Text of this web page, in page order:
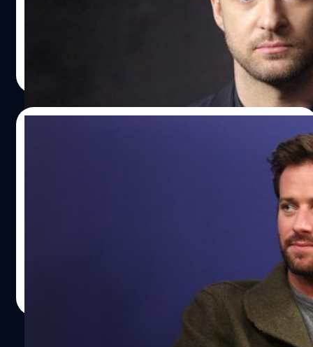
เจ้าของเพลง “SexyBack” หรือ “My Love” และบทบาทของ
วิล ในหนัง ‘In Time’ ได้ถูกตั้งข้อหาเมาแล้วขับที่ย่านแฮมป์ตัน
ส์ ในกรุงนิวยอร์ก หลังเจ้าตัวซิ่งรถ BMW ของตัวเองด้วย
อาการมึนเมา และไม่ยอมหยุดรถที่ป้ายหยุด แถมยังไม่
สามารถคุมรถให้อยู่ในเลนได้อีกด้วย ตามจากบันทึกของศาล
มีเจ้าหน้าที่คนหนึ่งได้ทำการหยุดรถของเขา ซึ่งทิมเบอร์เลก
ก็ได้บอกกับทางเจ้าหน้าที่ไปว่า “ผมดื่มมาร์ตินีไปเพียงแก้ว
เดียว แล้วผมก็ตามเพื่อนกลับบ้านเท่านั้น” แต่จากรายงานของ
เจ้าหน้าที่ สภาพของทิมเบอร์เลกในตอนนั้น ดวงตาของเขา
แดงก่ำและตาเยิ้ม รวมไปถึงมีกลิ่นเครื่องดื่มแอลกอฮอล์ที่แรง
มาก ๆ ออกมาจากลมหายใจของเขาอีกด้วย เจ้าหน้าที่กรม
ตำรวจแซกฮาร์เบอร์ในแฮมป์ตันส์อธิบายว่า “เขา (ทิมเบอร์
เลก) ไม่สามารถแยกความสนใจได้ เขาพูดได้ช้าลง เดินไม่
มั่นคง และเขายังไม่สามารถผ่านการทดสอบ Field Sobriety
Test ที่ตำรวจมักทดสอบผู้ขับขี่ยานพาหนะ” นอกจากนี้เขายัง
ปฏิเสธการทดสอบวัดแอลกอฮอล์ในร่างกายถึง 3 ครั้ง ซึ่งเขาก็
ถูกจับกุมและถูกควบคุมตัวข้ามคืนเพื่อดำเนินคดี ในเวลาต่อ
มาเขาได้รับการปล่อยตัวโดยไม่มีประกันตัว ซึ่งศาลเรียกทิม
Armie Hammer เปิดใจหลังเผชิญข่าวฉาวจน
ถูกฮอลลีวูดแบน เผย รู้สึกขอบคุณแม้ต้องเสีย
อาร์มี แฮมเมอร์ (Armie Hammer) เปิดใจหลังถูกฮอลลีวูด
แบนหลังเผชิญข่าวฉาวกินเนื้อคน เผย รู้สึกขอบคุณแม้จะต้อง